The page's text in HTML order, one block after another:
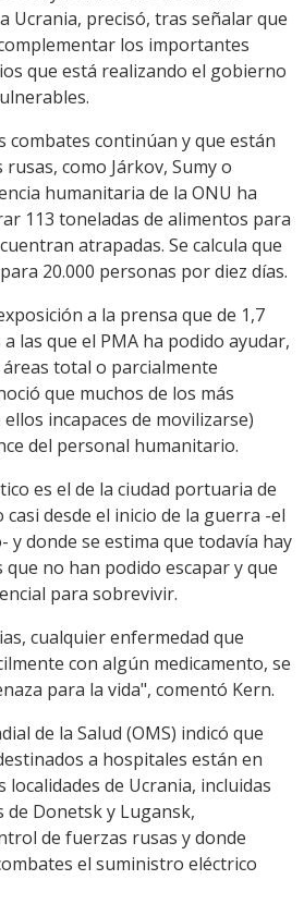
Ucrania, precisó, tras señalar que
los importantes
que está realizando el gobierno
combates continúan y que están
como Járkov, Sumy o
humanitaria de la ONU ha
113 toneladas de alimentos para
atrapadas. Se calcula que
20.000 personas por diez días.
a la prensa que de 1,7
las que el PMA ha podido ayudar,
total o parcialmente
que muchos de los más
incapaces de movilizarse)
del personal humanitario.
es el de la ciudad portuaria de
desde el inicio de la guerra -el
y donde se estima que todavía hay
que no han podido escapar y que
para sobrevivir.
cualquier enfermedad que
con algún medicamento, se
para la vida", comentó Kern.
de la Salud (OMS) indicó que
a hospitales están en
localidades de Ucrania, incluidas
de Donetsk y Lugansk,
de fuerzas rusas y donde
el suministro eléctrico